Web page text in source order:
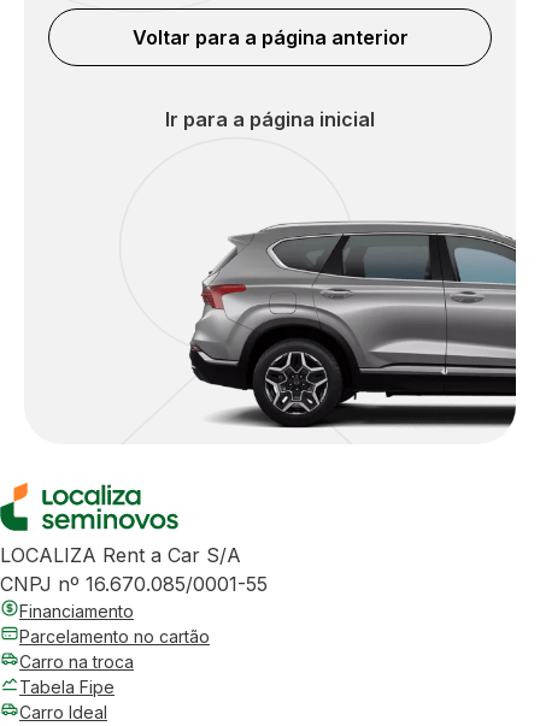
Voltar para a página anterior
Ir para a página inicial
LOCALIZA Rent a Car S/A
CNPJ nº 16.670.085/0001-55
Financiamento
Parcelamento no cartão
Carro na troca
Tabela Fipe
Carro Ideal